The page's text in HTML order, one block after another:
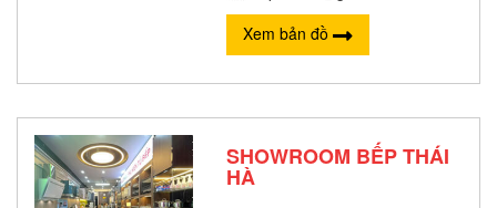
Xem bản đồ
SHOWROOM BẾP THÁI
HÀ